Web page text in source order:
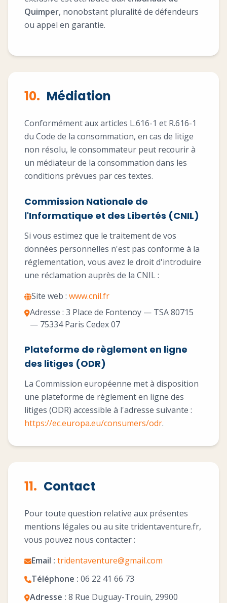
Quimper, nonobstant pluralité de défendeurs
ou appel en garantie.
10. Médiation
Conformément aux articles L.616-1 et R.616-1
du Code de la consommation, en cas de litige
non résolu, le consommateur peut recourir à
un médiateur de la consommation dans les
conditions prévues par ces textes.
Commission Nationale de
l'Informatique et des Libertés (CNIL)
Si vous estimez que le traitement de vos
données personnelles n'est pas conforme à la
réglementation, vous avez le droit d'introduire
une réclamation auprès de la CNIL :
Site web : www.cnil.fr
Adresse : 3 Place de Fontenoy — TSA 80715
— 75334 Paris Cedex 07
Plateforme de règlement en ligne
des litiges (ODR)
La Commission européenne met à disposition
une plateforme de règlement en ligne des
litiges (ODR) accessible à l'adresse suivante :
https://ec.europa.eu/consumers/odr.
11. Contact
Pour toute question relative aux présentes
mentions légales ou au site tridentaventure.fr,
vous pouvez nous contacter :
Email : tridentaventure@gmail.com
Téléphone : 06 22 41 66 73
Adresse : 8 Rue Duguay-Trouin, 29900